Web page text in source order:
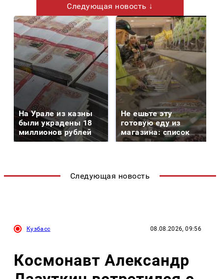
Следующая новость ↓
На Урале из казны
были украдены 18
миллионов рублей
Не ешьте эту
готовую еду из
магазина: список
Следующая новость
Кузбасс 08.08.2026, 09:56
Космонавт Александр